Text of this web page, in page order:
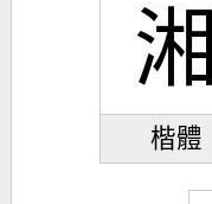
湘
楷體